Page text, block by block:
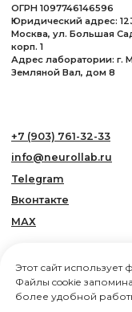
Этот сайт использует
Файлы cookie
более удобной